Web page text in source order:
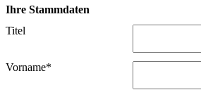
Ihre Stammdaten
Titel
Vorname*